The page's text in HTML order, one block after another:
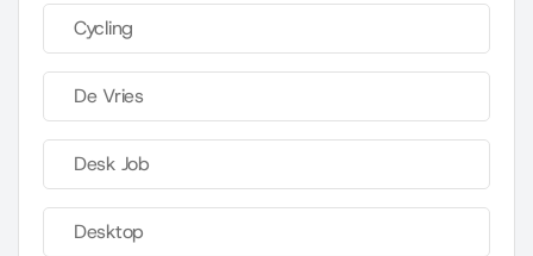
Cycling
De Vries
Desk Job
Desktop